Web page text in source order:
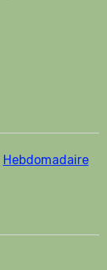
Hebdomadaire